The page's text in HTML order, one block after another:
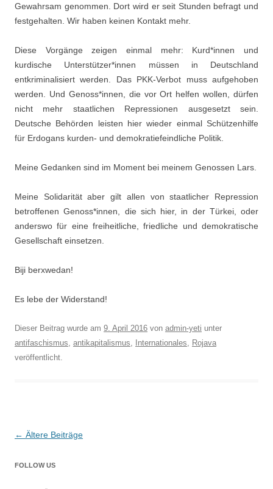
Gewahrsam genommen. Dort wird er seit Stunden befragt und
festgehalten. Wir haben keinen Kontakt mehr.
Diese Vorgänge zeigen einmal mehr: Kurd*innen und
kurdische Unterstützer*innen müssen in Deutschland
entkriminalisiert werden. Das PKK-Verbot muss aufgehoben
werden. Und Genoss*innen, die vor Ort helfen wollen, dürfen
nicht mehr staatlichen Repressionen ausgesetzt sein.
Deutsche Behörden leisten hier wieder einmal Schützenhilfe
für Erdogans kurden- und demokratiefeindliche Politik.
Meine Gedanken sind im Moment bei meinem Genossen Lars.
Meine Solidarität aber gilt allen von staatlicher Repression
betroffenen Genoss*innen, die sich hier, in der Türkei, oder
anderswo für eine freiheitliche, friedliche und demokratische
Gesellschaft einsetzen.
Biji berxwedan!
Es lebe der Widerstand!
Dieser Beitrag wurde am 9. April 2016 von admin-yeti unter
antifaschismus antikapitalismus Internationales
Rojava
veröffentlicht.
Beitragsnavigation
← Ältere Beiträge
FOLLOW US